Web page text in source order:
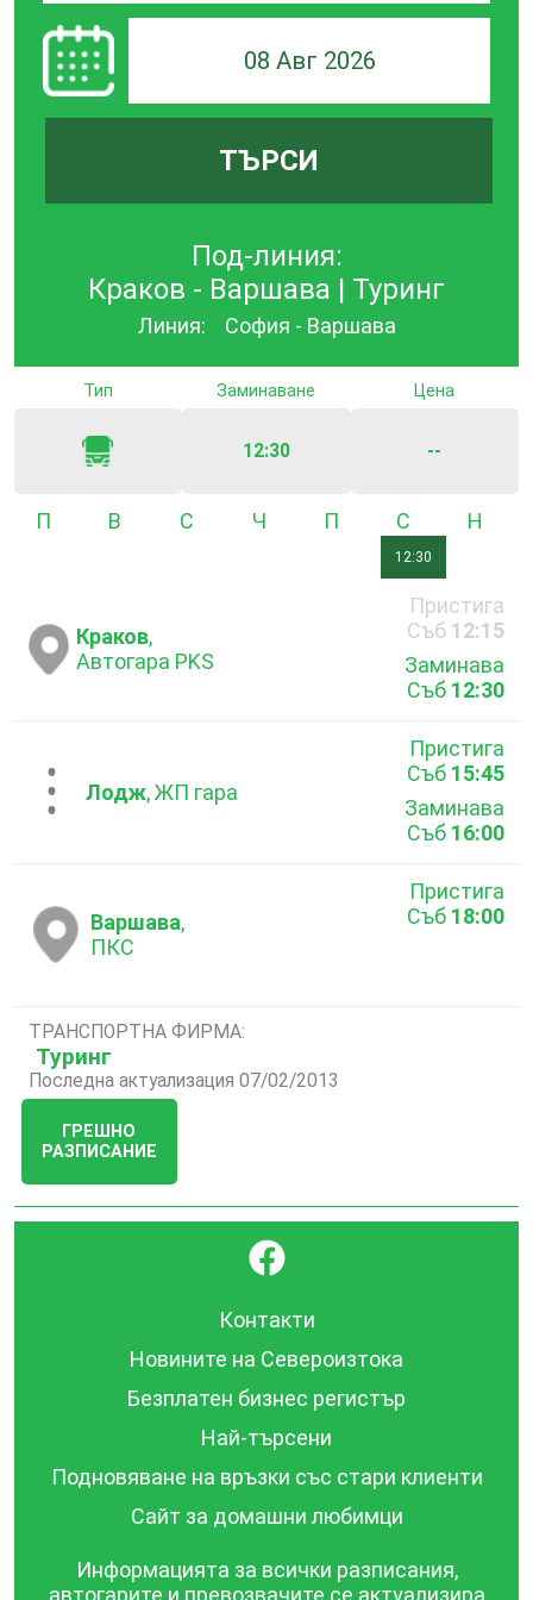
08 Авг 2026
ТЪРСИ
Под-линия:
Краков - Варшава | Туринг
Линия: София - Варшава
Тип Заминаване
12:30
Цена
--
ПонеделникВторник Четвъртък Събота
12:30
Краков,
Автогара PKS
Пристига
Съб 12:15
Заминава
Съб 12:30
...Лодж, ЖП гара
Пристига
Съб 15:45
Заминава
Съб 16:00
Варшава,
ПКС
Пристига
Съб 18:00
ТРАНСПОРТНА ФИРМА:
Туринг
Последна актуализация 07/02/2013
ГРЕШНО
РАЗПИСАНИЕ
}
Контакти
Новините на Североизтока
Безплатен бизнес регистър
Най-търсени
Подновяване на връзки със стари клиенти
Сайт за домашни любимци
Информацията за всички разписания,
автогарите и превозвачите се актуализира